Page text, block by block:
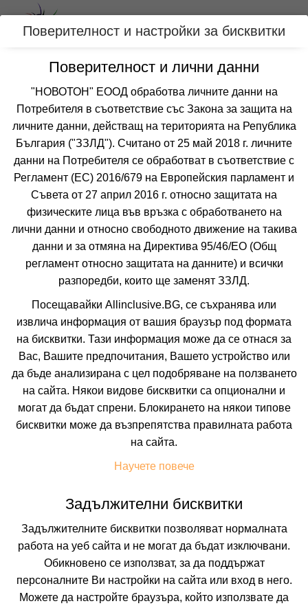
Вход
Категории
Оферти за Май за ОБЗОР, БЪЛГАРИЯ
Още курорти Филтри
 Сортирай по:
7=6 наст. 20.05-24.06; 04.09-30.09;
АНИКСИ
ОБЗОР, БУРГАС, БЪЛГАРИЯ
(от 1 мнения на клиенти)
Пълно описание на хотела
КАЛКУЛИРАЙ ЦЕНА
Поверителност и настройки за бисквитки
Поверителност и лични данни
"НОВОТОН" ЕООД обработва личните данни на
Потребителя в съответствие със Закона за защита на
личните данни, действащ на територията на Република
България ("ЗЗЛД"). Считано от 25 май 2018 г. личните
данни на Потребителя се обработват в съответствие с
Регламент (ЕС) 2016/679 на Европейския парламент и
Съвета от 27 април 2016 г. относно защитата на
физическите лица във връзка с обработването на
лични данни и относно свободното движение на такива
данни и за отмяна на Директива 95/46/EО (Общ
регламент относно защитата на данните) и всички
разпоредби, които ще заменят ЗЗЛД.
Посещавайки Allinclusive.BG, се съхранява или
извлича информация от вашия браузър под формата
на бисквитки. Тази информация може да се отнася за
Вас, Вашите предпочитания, Вашето устройство или
да бъде анализирана с цел подобряване на ползването
на сайта. Някои видове бисквитки са опционални и
могат да бъдат спрени. Блокирането на някои типове
бисквитки може да възпрепятства правилната работа
на сайта.
Научете повече
Задължителни бисквитки
Задължителните бисквитки позволяват нормалната
работа на уеб сайта и не могат да бъдат изключвани.
Обикновено се използват, за да поддържат
персоналните Ви настройки на сайта или вход в него.
Можете да настройте браузъра, който използвате да